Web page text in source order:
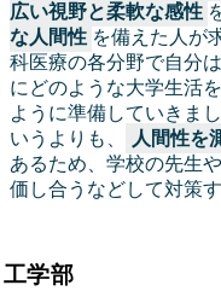
広い視野と柔軟な感性
な人間性 を備えた人が
科医療の各分野で自分
にどのような大学生活
ように準備していきま
いうよりも、
人間性を
あるため、学校の先生
価し合うなどして対策
工学部